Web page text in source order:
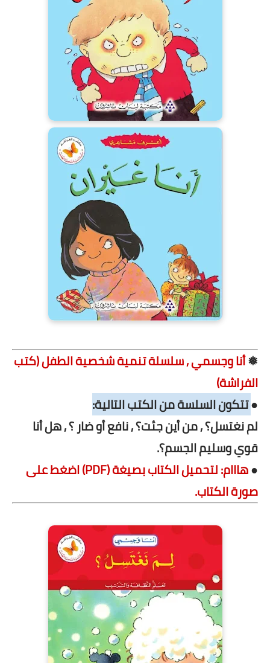
❅أنا وجسمي , سلسلة تنمية شخصية الطفل (كتب
الفراشة)
●تتكون السلسة من الكتب التالية:
لم نغتسل؟ , من أين جئت؟ , نافع أو ضار ؟ , هل أنا
قوي وسليم الجسم؟.
●
هااام: لتحميل الكتاب بصيغة (PDF) اضغط على
صورة الكتاب.